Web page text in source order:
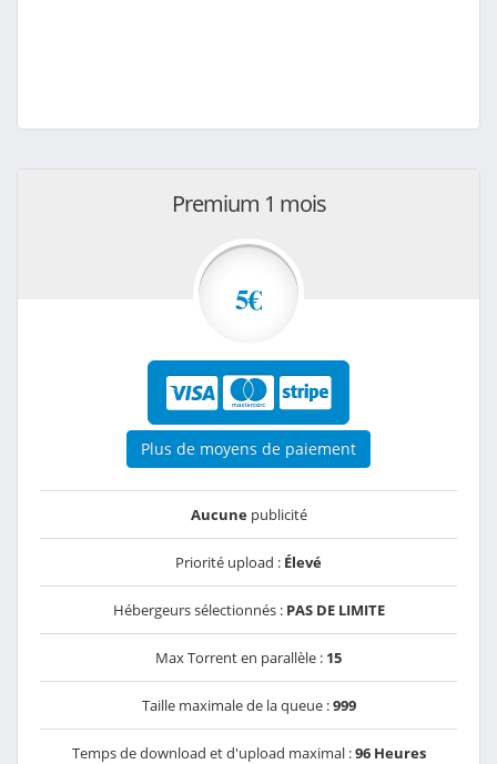
Premium 1 mois
5€
Plus de moyens de paiement
Aucunepublicité
Priorité upload : Élevé
Hébergeurs sélectionnés : PAS DE LIMITE
Max Torrent en parallèle : 15
Taille maximale de la queue :999
Temps de download et d'upload maximal :96 Heures